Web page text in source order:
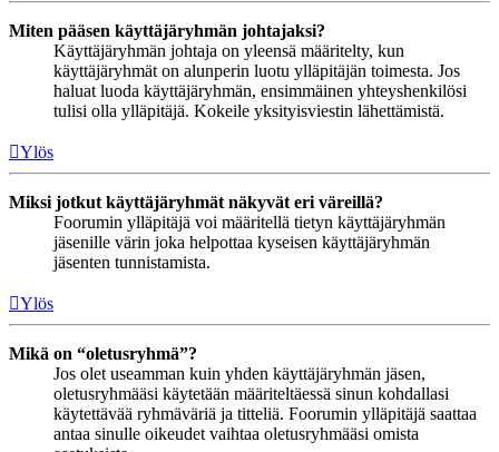
Miten pääsen käyttäjäryhmän johtajaksi?
Käyttäjäryhmän johtaja on yleensä määritelty, kun
käyttäjäryhmät on alunperin luotu ylläpitäjän toimesta. Jos
haluat luoda käyttäjäryhmän, ensimmäinen yhteyshenkilösi
tulisi olla ylläpitäjä. Kokeile yksityisviestin lähettämistä.
Ylös
Miksi jotkut käyttäjäryhmät näkyvät eri väreillä?
Foorumin ylläpitäjä voi määritellä tietyn käyttäjäryhmän
jäsenille värin joka helpottaa kyseisen käyttäjäryhmän
jäsenten tunnistamista.
Ylös
Mikä on “oletusryhmä”?
Jos olet useamman kuin yhden käyttäjäryhmän jäsen,
oletusryhmääsi käytetään määriteltäessä sinun kohdallasi
käytettävää ryhmäväriä ja titteliä. Foorumin ylläpitäjä saattaa
antaa sinulle oikeudet vaihtaa oletusryhmääsi omista